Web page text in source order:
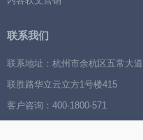
联系我们
联系地址：杭州市余杭区五常大道
联胜路华立云立方1号楼415
客户咨询：400-1800-571